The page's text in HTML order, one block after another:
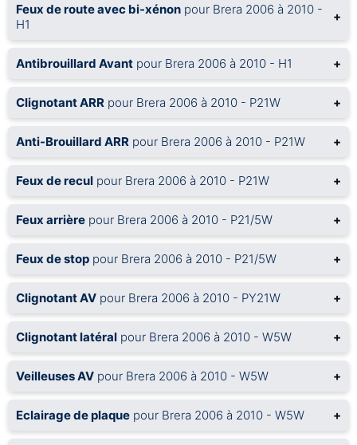
Feux de route avec bi-xénon pour Brera 2006 à 2010 -
H1
+
Antibrouillard Avant pour Brera 2006 à 2010 - H1 +
Clignotant ARR pour Brera 2006 à 2010 - P21W +
Anti-Brouillard ARR pour Brera 2006 à 2010 - P21W +
Feux de recul pour Brera 2006 à 2010 - P21W +
Feux arrière pour Brera 2006 à 2010 - P21/5W +
Feux de stop pour Brera 2006 à 2010 - P21/5W +
Clignotant AV pour Brera 2006 à 2010 - PY21W +
Clignotant latéral pour Brera 2006 à 2010 - W5W +
Veilleuses AV pour Brera 2006 à 2010 - W5W +
Eclairage de plaque pour Brera 2006 à 2010 - W5W +